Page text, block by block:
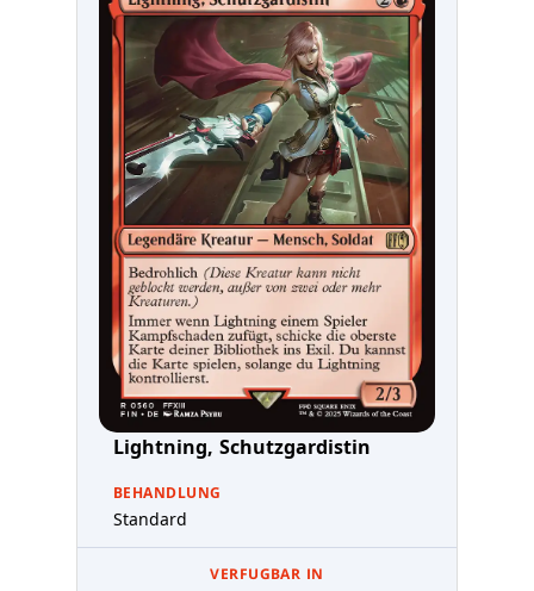
Lightning, Schutzgardistin
BEHANDLUNG
Standard
VERFUGBAR IN